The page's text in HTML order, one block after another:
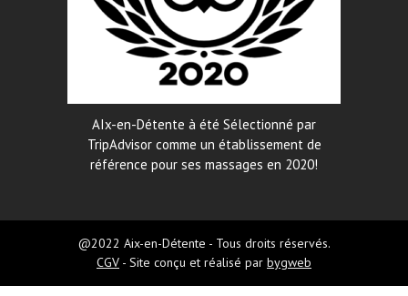
AIx-en-Détente à été Sélectionné par
TripAdvisor comme un établissement de
référence pour ses massages en 2020!
@2022 Aix-en-Détente - Tous droits réservés.
CGV - Site conçu et réalisé par bygweb